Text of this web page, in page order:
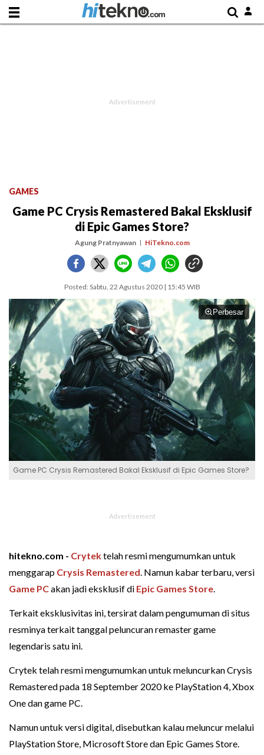
GAMES
Game PC Crysis Remastered Bakal Eksklusif
di Epic Games Store?
Agung Pratnyawan HiTekno.com
Posted: Sabtu, 22 Agustus 2020 | 15:45 WIB
Perbesar
Game PC Crysis Remastered Bakal Eksklusif di Epic Games Store?
hitekno.com - Crytektelah resmi mengumumkan untuk
menggarap Crysis Remastered. Namun kabar terbaru, versi
Game PCakan jadi eksklusif di Epic Games Store.
Terkait eksklusivitas ini, tersirat dalam pengumuman di situs
resminya terkait tanggal peluncuran remaster game
legendaris satu ini.
Crytek telah resmi mengumumkan untuk meluncurkan Crysis
Remastered pada 18 September 2020 ke PlayStation 4, Xbox
One dan game PC.
Namun untuk versi digital, disebutkan kalau meluncur melalui
PlayStation Store, Microsoft Store dan Epic Games Store.